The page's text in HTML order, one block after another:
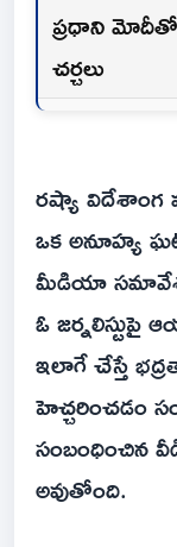
ప్రధాని
చర్చలు
రష్యా విదేశాంగ
ఒక అనూహ్య
మీడియా
ఓ జర్నలిస్టుపై
ఇలాగే చేస్తే
హెచ్చరించడం
అవుతోంది.